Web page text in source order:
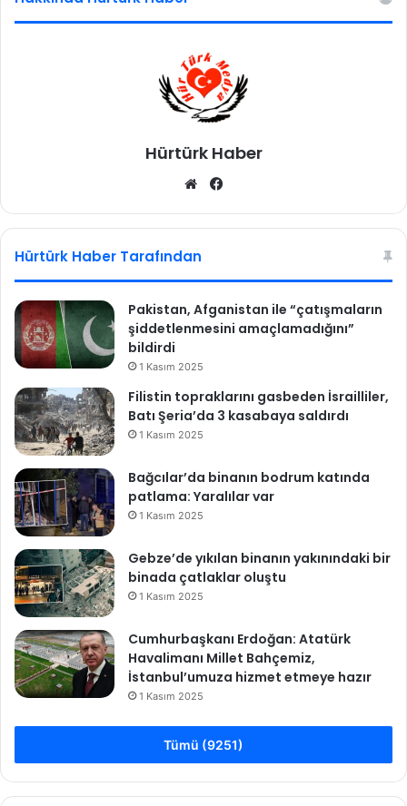
Hürtürk Haber
We
sit bo
Hürtürk Haber Tarafından
Pakistan, Afganistan ile “çatışmaların
şiddetlenmesini amaçlamadığını”
bildirdi
1 Kasım 2025
Filistin topraklarını gasbeden İsrailliler,
Batı Şeria’da 3 kasabaya saldırdı
1 Kasım 2025
Bağcılar’da binanın bodrum katında
patlama: Yaralılar var
1 Kasım 2025
Gebze’de yıkılan binanın yakınındaki bir
binada çatlaklar oluştu
1 Kasım 2025
Cumhurbaşkanı Erdoğan: Atatürk
Havalimanı Millet Bahçemiz,
İstanbul’umuza hizmet etmeye hazır
1 Kasım 2025
Tümü (9251)